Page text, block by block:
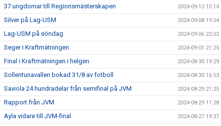
37 ungdomar till Regionsmästerskapen 2024-09-12 15:14
Silver på Lag-USM 2024-09-08 19:54
Lag-USM på söndag 2024-09-06 22:02
Seger i Kraftmätningen 2024-09-01 21:25
Final i Kraftmätningen i helgen 2024-08-30 19:29
Sollentunavallen bokad 31/8 av fotboll 2024-08-30 16:53
Saviola 24 hundradelar från semifinal på JVM 2024-08-29 21:25
Rapport från JVM 2024-08-29 11:28
Ayla vidare till JVM-final 2024-08-27 19:37